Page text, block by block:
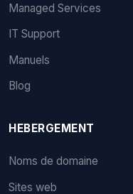
Managed Services
IT Support
Manuels
Blog
HEBERGEMENT
Noms de domaine
Sites web